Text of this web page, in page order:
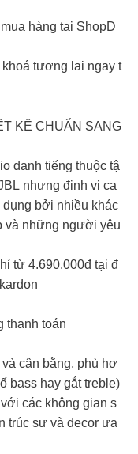
hàng tại ShopD
tương lai ngay t
KẾ CHUẨN SANG
danh tiếng thuộc tậ
nhưng định vị ca
bởi nhiều khác
và những người yêu
từ 4.690.000đ tại đ
thanh toán
cân bằng, phù hợ
bass hay gắt treble)
các không gian s
trúc sư và decor ưa